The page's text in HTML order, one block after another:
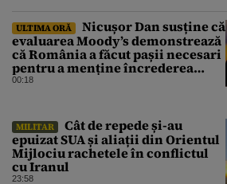
ULTIMA ORĂ
Nicușor Dan susține că
evaluarea Moody’s demonstrează
că România a făcut pașii necesari
pentru a menține încrederea
investitorilor: „Totuși,
00:18
MILITAR
Cât de repede și-au
epuizat SUA și aliații din Orientul
Mijlociu rachetele în conflictul
cu Iranul
23:58